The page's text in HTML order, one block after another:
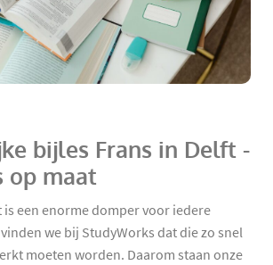
bijles Frans in Delft -
op maat
is een enorme domper voor iedere
we bij StudyWorks dat die zo snel
moeten worden. Daarom staan onze